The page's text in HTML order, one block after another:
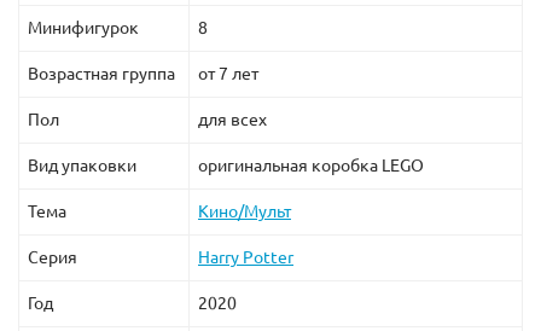
Минифигурок 8
Возрастная группа от 7 лет
Пол для всех
Вид упаковки оригинальная коробка LEGO
Тема Кино/Мульт
Серия Harry Potter
Год 2020